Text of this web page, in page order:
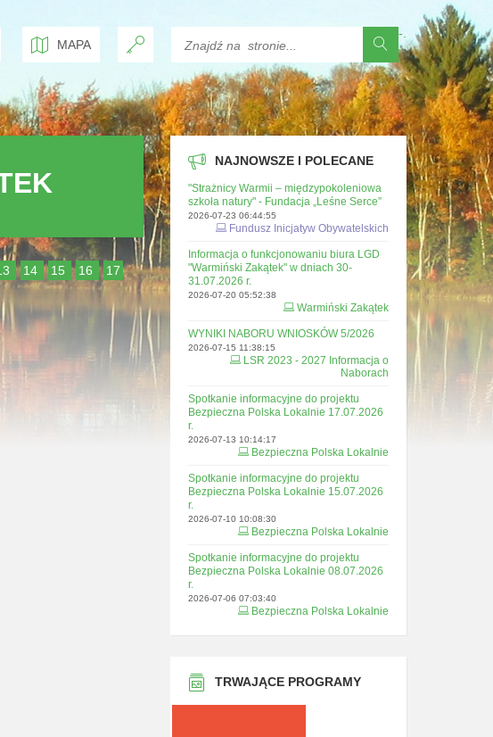
-
MAPA
14 15 16
17
NAJNOWSZE I POLECANE
"Strażnicy Warmii – międzypokoleniowa
szkoła natury" - Fundacja „Leśne Serce”
2026-07-23 06:44:55
Fundusz Inicjatyw Obywatelskich
Informacja o funkcjonowaniu biura LGD
"Warmiński Zakątek" w dniach 30-
31.07.2026 r.
2026-07-20 05:52:38
Warmiński Zakątek
WYNIKI NABORU WNIOSKÓW 5/2026
2026-07-15 11:38:15
LSR 2023 - 2027 Informacja o
Naborach
Spotkanie informacyjne do projektu
Bezpieczna Polska Lokalnie 17.07.2026
r.
2026-07-13 10:14:17
Bezpieczna Polska Lokalnie
Spotkanie informacyjne do projektu
Bezpieczna Polska Lokalnie 15.07.2026
r.
2026-07-10 10:08:30
Bezpieczna Polska Lokalnie
Spotkanie informacyjne do projektu
Bezpieczna Polska Lokalnie 08.07.2026
r.
2026-07-06 07:03:40
Bezpieczna Polska Lokalnie
TRWAJĄCE PROGRAMY